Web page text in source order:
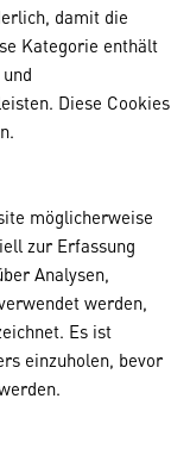
damit die
Kategorie enthält
Diese Cookies
möglicherweise
zur Erfassung
Analysen,
werden,
Es ist
einzuholen, bevor